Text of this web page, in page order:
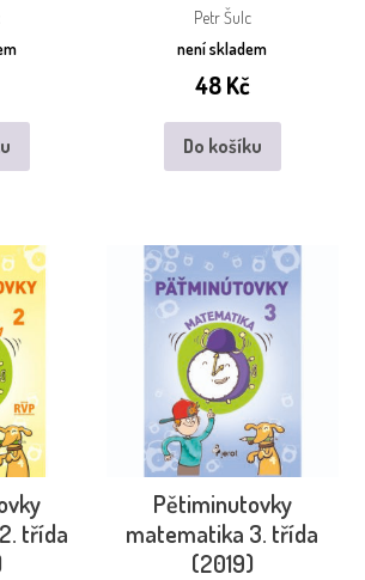
Petr Šulc
není skladem
48Kč
Do košíku
třída
Pětiminutovky
matematika 3. třída
(2019)